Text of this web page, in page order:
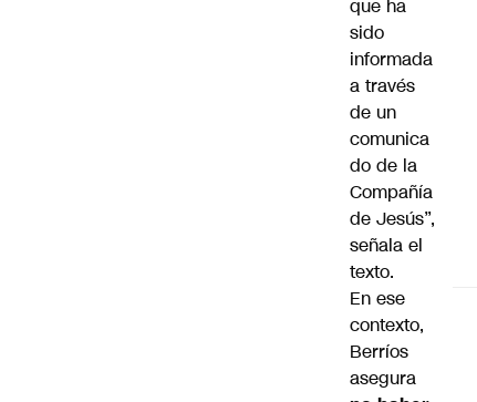
que ha
sido
informada
a través
de un
comunica
do de la
Compañía
de Jesús”,
señala el
texto.
En ese
contexto,
Berríos
asegura